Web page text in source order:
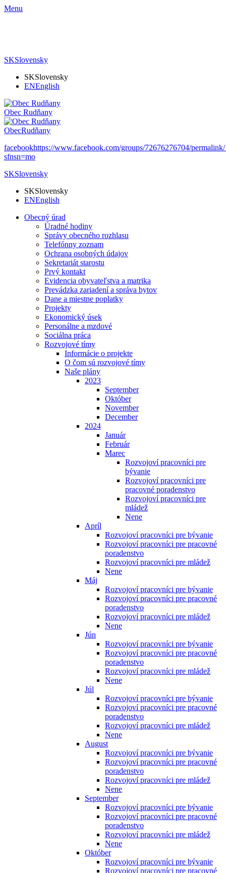
Menu
SKSlovensky
SKSlovensky
ENEnglish
Obec Rudňany
ObecRudňany
facebookhttps://www.facebook.com/groups/72676276704/
sfnsn=mo
SKSlovensky
SKSlovensky
ENEnglish
Obecný úrad
Úradné hodiny
Správy obecného rozhlasu
Telefónny zoznam
Ochrana osobných údajov
Sekretariát starostu
Prvý kontakt
Evidencia obyvateľstva a matrika
Prevádzka zariadení a správa bytov
Dane a miestne poplatky
Projekty
Ekonomický úsek
Personálne a mzdové
Sociálna práca
Rozvojové tímy
Informácie o projekte
O čom sú rozvojové tímy
Naše plány
2023
September
Október
November
December
2024
Január
Február
Marec
Rozvojoví pracovníci pre
bývanie
Rozvojoví pracovníci pre
pracovné poradenstvo
Rozvojoví pracovníci pre
mládež
Nene
Apríl
Rozvojoví pracovníci pre bývanie
Rozvojoví pracovníci pre pracovné
poradenstvo
Rozvojoví pracovníci pre mládež
Nene
Máj
Rozvojoví pracovníci pre bývanie
Rozvojoví pracovníci pre pracovné
poradenstvo
Rozvojoví pracovníci pre mládež
Nene
Jún
Rozvojoví pracovníci pre bývanie
Rozvojoví pracovníci pre pracovné
poradenstvo
Rozvojoví pracovníci pre mládež
Nene
Júl
Rozvojoví pracovníci pre bývanie
Rozvojoví pracovníci pre pracovné
poradenstvo
Rozvojoví pracovníci pre mládež
Nene
August
Rozvojoví pracovníci pre bývanie
Rozvojoví pracovníci pre pracovné
poradenstvo
Rozvojoví pracovníci pre mládež
Nene
September
Rozvojoví pracovníci pre bývanie
Rozvojoví pracovníci pre pracovné
poradenstvo
Rozvojoví pracovníci pre mládež
Nene
Október
Rozvojoví pracovníci pre bývanie
Rozvojoví pracovníci pre pracovné